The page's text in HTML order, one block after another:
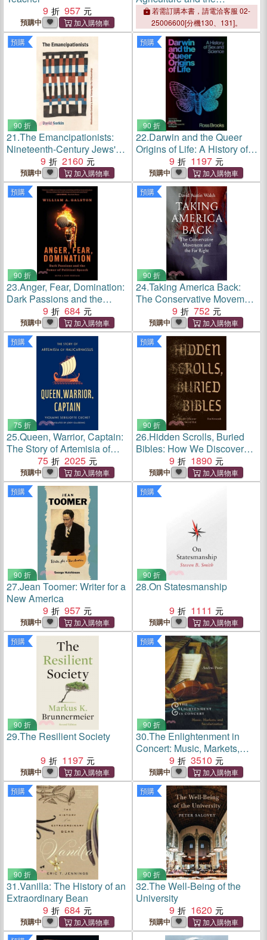
9
957
預購中
Reorganization of the Rural
Economy in Colonial Korea
若需訂購本書，請電洽客服 02-
25006600[分機130、131]。
預購
90 折
21.The Emancipationists:
Nineteenth-Century Jews'
Campaign for Citizenship
9 2160
預購中
預購
90 折
22.Darwin and the Queer
Origins of Life: A History of
Sex and Science
9 1197
預購中
預購
90 折
23.Anger, Fear, Domination:
Dark Passions and the
Power of Political Speech
9 684
預購中
預購
90 折
24.Taking America Back:
The Conservative Movement
and the Far Right
9 752
預購中
預購
75 折
25.Queen, Warrior, Captain:
The Story of Artemisia of
Halicarnassus
75 2025
預購中
預購
90 折
26.Hidden Scrolls, Buried
Bibles: How We Discover
the Sacred Past
9 1890
預購中
預購
90 折
27.Jean Toomer: Writer for a
New America
9
957
預購中
預購
90 折
28.On Statesmanship
9
1111
預購中
預購
90 折
29.The Resilient Society
9
1197
預購中
預購
90 折
30.The Enlightenment in
Concert: Music, Markets,
and Secularization
9 3510
預購中
預購
90 折
31.Vanilla: The History of an
Extraordinary Bean
9
684
預購中
預購
90 折
32.The Well-Being of the
University
9
1620
預購中